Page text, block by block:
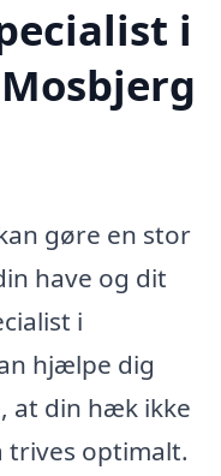
i
gøre en stor
have og dit
i
hjælpe dig
at din hæk ikke
trives optimalt.